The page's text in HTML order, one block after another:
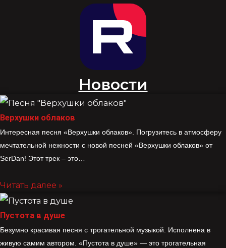
Новости
Верхушки облаков
Интересная песня «Верхушки облаков». Погрузитесь в атмосферу
мечтательной нежности с новой песней «Верхушки облаков» от
SerDan! Этот трек – это…
Читать далее »
Пустота в душе
Безумно красивая песня с трогательной музыкой. Исполнена в
живую самим автором. «Пустота в душе» — это трогательная